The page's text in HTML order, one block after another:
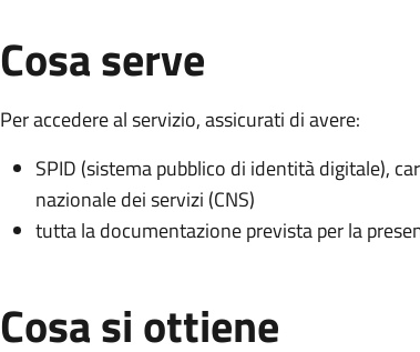
Cosa serve
Per accedere al servizio, assicurati di avere:
SPID (sistema pubblico di identità digitale),
nazionale dei servizi (CNS)
tutta la documentazione prevista per la
Cosa si ottiene